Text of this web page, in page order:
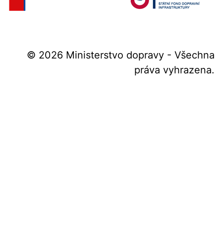
© 2026 Ministerstvo dopravy - Všechna
práva vyhrazena.